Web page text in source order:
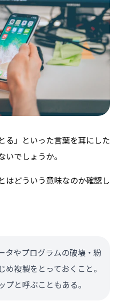
る」といった言葉を耳にした
でしょうか。
はどういう意味なのか確認し
タやプログラムの破壊・紛
複製をとっておくこと。
と呼ぶこともある。